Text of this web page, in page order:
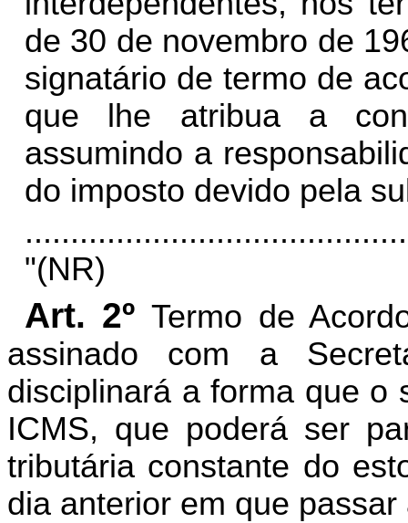
de 30 de novembro de
signatário de termo de
que lhe atribua a
assumindo a
do imposto devido pela
"(NR)
Art. 2ºTermo de
assinado com a
disciplinará a forma que o
ICMS, que poderá ser
tributária constante do
dia anterior em que